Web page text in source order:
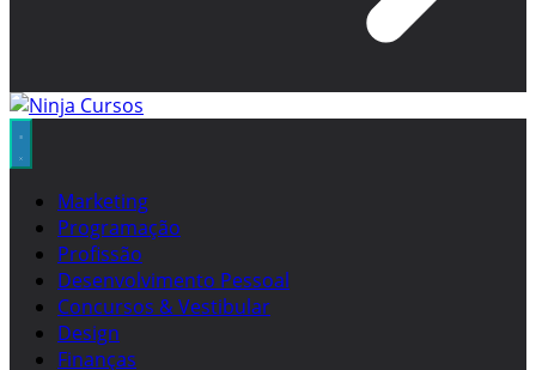
Marketing
Programação
Profissão
Desenvolvimento Pessoal
Concursos & Vestibular
Design
Finanças